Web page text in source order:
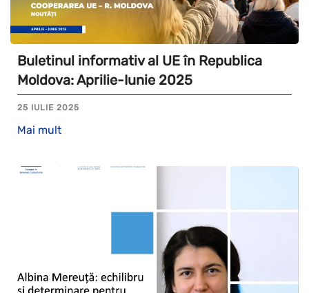
Buletinul informativ al UE în Republica
Moldova: Aprilie-Iunie 2025
25 IULIE 2025
Mai mult